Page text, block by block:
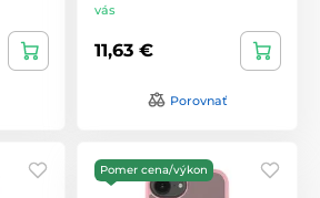
vás
11,63 €
Porovnať
Pomer cena/výkon